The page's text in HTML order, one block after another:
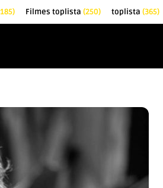
Filmes toplista (250) toplista (365)